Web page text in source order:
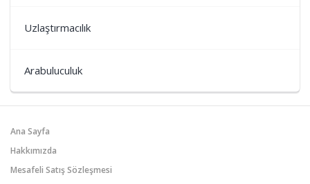
Uzlaştırmacılık
Arabuluculuk
Ana Sayfa
Hakkımızda
Mesafeli Satış Sözleşmesi